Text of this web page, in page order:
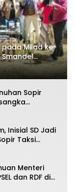
pada Milad ke-
Sopir
Inisial SD Jadi
Taksi
Menteri
dan RDF di